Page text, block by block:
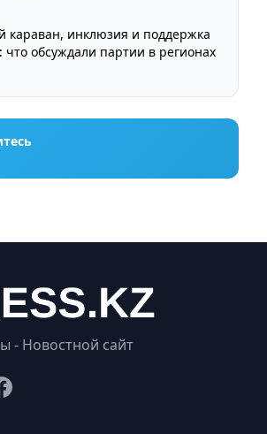
караван, инклюзия и поддержка
что обсуждали партии в регионах
- Новостной сайт